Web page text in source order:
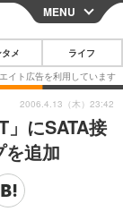
CLOSE
ートフォン
ット・ツール
その他
画・ドラマ
MENU
タメ ライフ
」にSATA接
を追加
2006.4.13（木）23:42